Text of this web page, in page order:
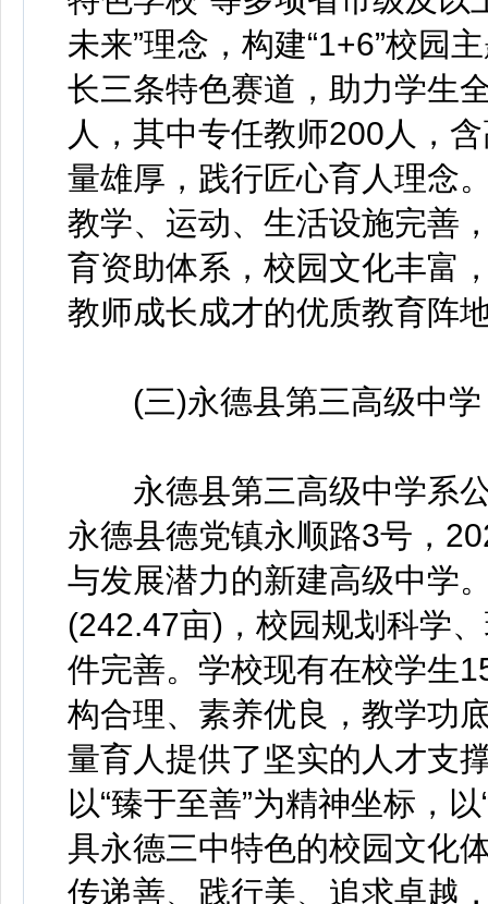
未来”理念，构建“1+6”校园
长三条特色赛道，助力学生
人，其中专任教师200人，
量雄厚，践行匠心育人理念
教学、运动、生活设施完善
育资助体系，校园文化丰富
教师成长成才的优质教育阵
(三)永德县第三高级中学
永德县第三高级中学系公
永德县德党镇永顺路3号，
与发展潜力的新建高级中学
(242.47亩)，校园规划科学
件完善。学校现有在校学生
构合理、素养优良，教学功
量育人提供了坚实的人才支
以“臻于至善”为精神坐标，
具永德三中特色的校园文化
传递善、践行美、追求卓越